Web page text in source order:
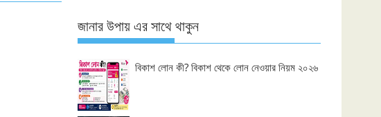
জানার উপায় এর সাথে থাকুন
বিকাশ লোন কী? বিকাশ থেকে লোন নেওয়ার নিয়ম ২০২৬